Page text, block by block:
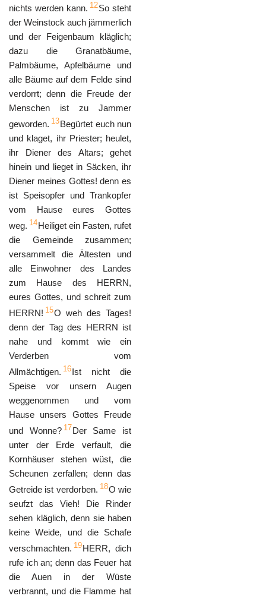
nichts werden kann. 12So steht
der Weinstock auch jämmerlich
und der Feigenbaum kläglich;
dazu die Granatbäume,
Palmbäume, Apfelbäume und
alle Bäume auf dem Felde sind
verdorrt; denn die Freude der
Menschen ist zu Jammer
geworden. 13Begürtet euch nun
und klaget, ihr Priester; heulet,
ihr Diener des Altars; gehet
hinein und lieget in Säcken, ihr
Diener meines Gottes! denn es
ist Speisopfer und Trankopfer
vom Hause eures Gottes
weg. 14Heiliget ein Fasten, rufet
die Gemeinde zusammen;
versammelt die Ältesten und
alle Einwohner des Landes
zum Hause des HERRN,
eures Gottes, und schreit zum
HERRN! 15O weh des Tages!
denn der Tag des HERRN ist
nahe und kommt wie ein
Verderben vom
Allmächtigen. 16Ist nicht die
Speise vor unsern Augen
weggenommen und vom
Hause unsers Gottes Freude
und Wonne? 17Der Same ist
unter der Erde verfault, die
Kornhäuser stehen wüst, die
Scheunen zerfallen; denn das
Getreide ist verdorben. 18O wie
seufzt das Vieh! Die Rinder
sehen kläglich, denn sie haben
keine Weide, und die Schafe
verschmachten. 19HERR, dich
rufe ich an; denn das Feuer hat
die Auen in der Wüste
verbrannt, und die Flamme hat